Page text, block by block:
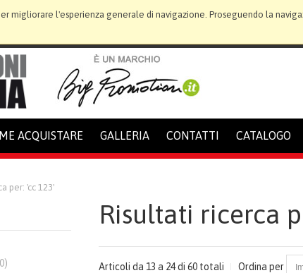
migliorare l'esperienza generale di navigazione. Proseguendo la
ACQUISTARE GALLERIA CONTATTI CATALOGO
per: 'cc 123'
Risultati ricerca
Articoli da 13 a 24 di 60 totali Ordina per